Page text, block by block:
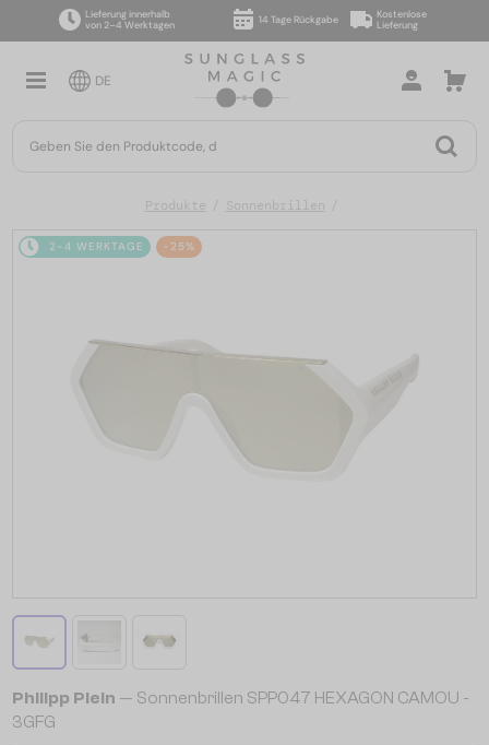
Lieferung innerhalb
von 2–4 Werktagen
14 Tage Rückgabe
Kostenlose
Lieferung
DE
Produkte Sonnenbrillen
2-4 WERKTAGE -25%
Philipp Plein — Sonnenbrillen SPP047 HEXAGON CAMOU -
3GFG